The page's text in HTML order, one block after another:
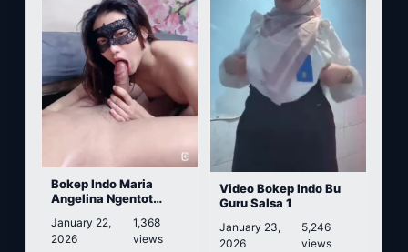
Bokep Indo Maria
Angelina Ngentot
January 22,
2026
1,368
views
Video Bokep Indo Bu
Guru Salsa 1
January 23,
2026
5,246
views